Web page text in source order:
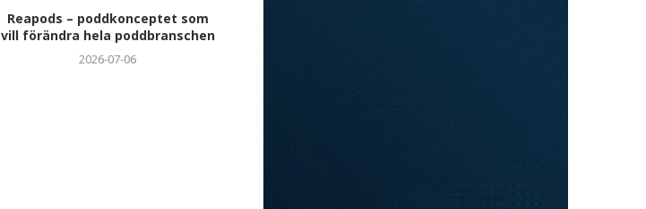
Reapods – poddkonceptet som
vill förändra hela poddbranschen
2026-07-06